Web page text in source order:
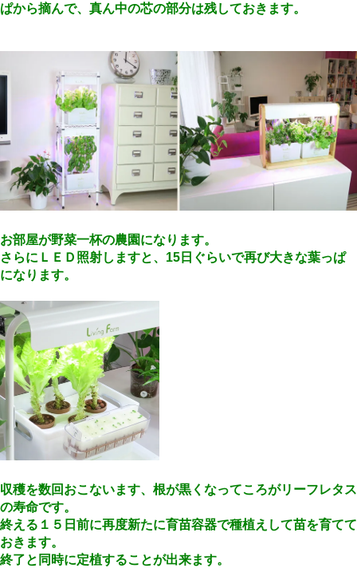
ぱから摘んで、真ん中の芯の部分は残しておきます。
お部屋が野菜一杯の農園になります。
さらにＬＥＤ照射しますと、15日ぐらいで再び大きな葉っぱ
になります。
収穫を数回おこないます、根が黒くなってころがリーフレタス
の寿命です。
終える１５日前に再度新たに育苗容器で種植えして苗を育てて
おきます。
終了と同時に定植することが出来ます。